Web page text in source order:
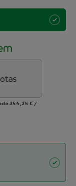
354,25 € /